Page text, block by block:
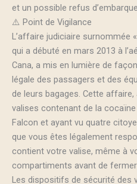
et un possible refus
⚠️ Point de Vigilance
L’affaire judiciaire surnommée
qui a débuté en mars 2013 à
Cana, a mis en lumière de
légale des passagers et des
de leurs bagages. Cette
valises contenant de la
Falcon et ayant vu quatre
que vous êtes légalement
contient votre valise, même à
compartiments avant de
Les dispositifs de sécurité des